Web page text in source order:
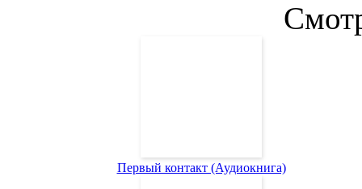
Первый контакт (Аудиокнига)